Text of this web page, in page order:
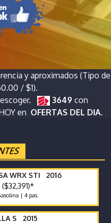
y aproximados (Tipo de
/ $1).
3649 con
en OFERTAS DEL DIA.
WRX STI 2016
($32,391)*
| 4 pas.
S 2015